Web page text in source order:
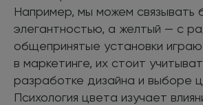
Например, мы можем связывать
элегантностью, а желтый — с
общепринятые установки
в маркетинге, их стоит
разработке дизайна и выборе
Психология цвета изучает